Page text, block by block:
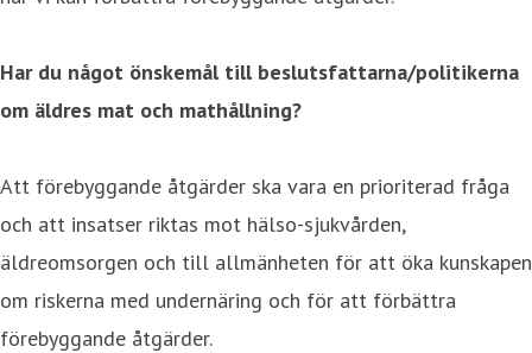
Har du något önskemål till beslutsfattarna/politikerna
om äldres mat och mathållning?
Att förebyggande åtgärder ska vara en prioriterad fråga
och att insatser riktas mot hälso-sjukvården,
äldreomsorgen och till allmänheten för att öka kunskapen
om riskerna med undernäring och för att förbättra
förebyggande åtgärder.